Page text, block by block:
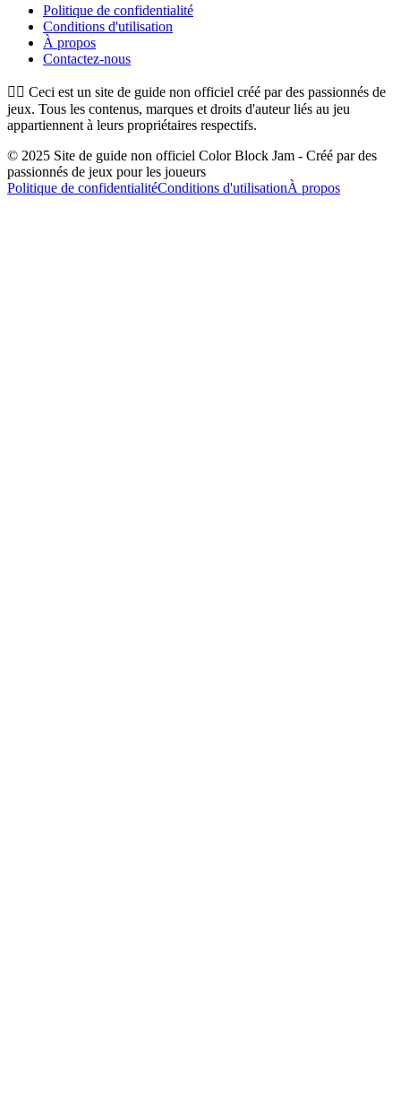
Politique de confidentialité
Conditions d'utilisation
À propos
Contactez-nous
👉🏻 Ceci est un site de guide non officiel créé par des passionnés de
jeux. Tous les contenus, marques et droits d'auteur liés au jeu
appartiennent à leurs propriétaires respectifs.
© 2025 Site de guide non officiel Color Block Jam - Créé par des
passionnés de jeux pour les joueurs
Politique de confidentialitéConditions d'utilisationÀ propos